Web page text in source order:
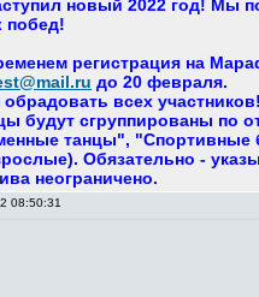
новый 2022 год! Мы
побед!
регистрация на
до 20 февраля.
всех
будут сгруппированы по
танцы", "Спортивные
Обязательно -
неограничено.
08:50:31